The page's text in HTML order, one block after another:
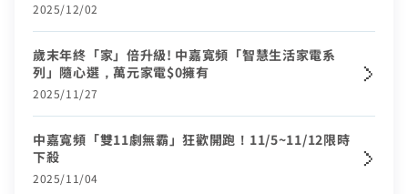
趣tv免費看
2025/12/02
歲末年終「家」倍升級! 中嘉寬頻「智慧生活家電系
列」隨心選，萬元家電$0擁有
2025/11/27
中嘉寬頻「雙11劇無霸」狂歡開跑！11/5~11/12限時
下殺
2025/11/04